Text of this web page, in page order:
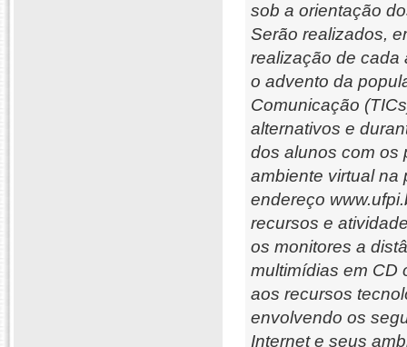
sob a orientação
Serão realizados,
realização de cada
o advento da
Comunicação
alternativos e
dos alunos com os
ambiente virtual na
endereço
recursos e
os monitores a
multimídias em CD
aos recursos
envolvendo os
Internet e seus